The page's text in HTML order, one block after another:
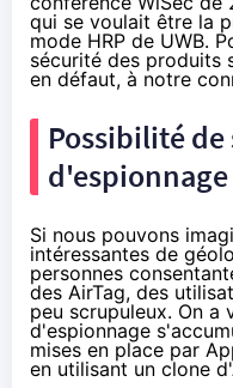
qui se voulait être la
mode HRP de UWB.
sécurité des produits
en défaut, à notre
Possibilité
d'espionnage
Si nous pouvons
intéressantes de
personnes
des AirTag, des
peu scrupuleux. On a
d'espionnage s'
mises en place par
en utilisant un clone